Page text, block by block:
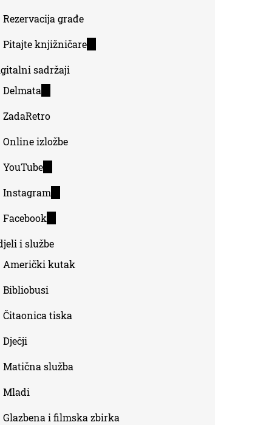
Rezervacija građe
Pitajte knjižničare(link
sadržaji
Delmata
external)
ZadaRetro
Online izložbe
YouTube(link
external)
Instagram(link
external)
Facebook
external)
i službe
Američki kutak
Bibliobusi
Čitaonica tiska
Dječji
Matična služba
Mladi
Glazbena i filmska zbirka